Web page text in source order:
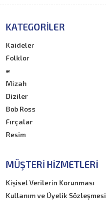
KATEGORILER
Kaideler
Folklor
e
Mizah
Diziler
Bob Ross
Fırçalar
Resim
MÜŞTERI HIZMETLERI
Kişisel Verilerin Korunması
Kullanım ve Üyelik Sözleşmesi